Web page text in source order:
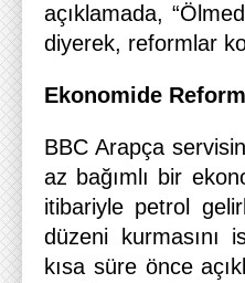
açıklamada,
diyerek, reformlar
Ekonomide Reform
BBC Arapça
az bağımlı bir
itibariyle petrol
düzeni kurmasını
kısa süre önce